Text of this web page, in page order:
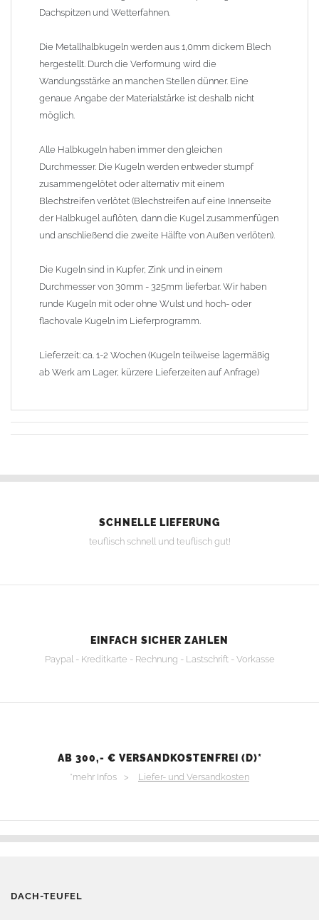
Lieferprogramm.
Lieferzeit: ca. 1-2 Wochen (Kugeln teilweise lagermäßig ab Werk
am Lager, kürzere Lieferzeiten auf Anfrage)
Dachspitzen und Wetterfahnen.
Die Metallhalbkugeln werden aus 1,0mm dickem Blech
hergestellt. Durch die Verformung wird die
Wandungsstärke an manchen Stellen dünner. Eine
genaue Angabe der Materialstärke ist deshalb nicht
möglich.
Alle Halbkugeln haben immer den gleichen
Durchmesser. Die Kugeln werden entweder stumpf
zusammengelötet oder alternativ mit einem
Blechstreifen verlötet (Blechstreifen auf eine Innenseite
der Halbkugel auflöten, dann die Kugel zusammenfügen
und anschließend die zweite Hälfte von Außen verlöten).
Die Kugeln sind in Kupfer, Zink und in einem
Durchmesser von 30mm - 325mm lieferbar. Wir haben
runde Kugeln mit oder ohne Wulst und hoch- oder
flachovale Kugeln im Lieferprogramm.
Lieferzeit: ca. 1-2 Wochen (Kugeln teilweise lagermäßig
ab Werk am Lager, kürzere Lieferzeiten auf Anfrage)
SCHNELLE LIEFERUNG
teuflisch schnell und teuflisch gut!
EINFACH SICHER ZAHLEN
Paypal - Kreditkarte - Rechnung - Lastschrift - Vorkasse
AB 300,- € VERSANDKOSTENFREI (D)*
*mehr Infos > Liefer- und Versandkosten
DACH-TEUFEL